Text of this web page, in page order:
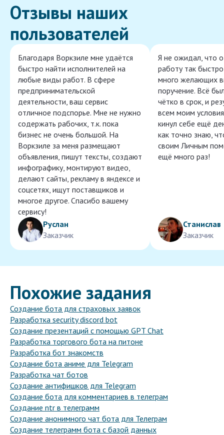
Отзывы наших
пользователей
Благодаря Воркзиле мне удаётся
быстро найти исполнителей на
любые виды работ. В сфере
предпринимательской
деятельности, ваш сервис
отличное подспорье. Мне не нужно
содержать рабочих, т.к. пока
бизнес не очень большой. На
Воркзиле за меня размещают
объявления, пишут тексты, создают
инфографику, монтируют видео,
делают сайты, рекламу в яндексе и
соцсетях, ищут поставщиков и
многое другое. Спасибо вашему
сервису!
Руслан
Заказчик
Я не ожидал, что
работу так
много желающих
поручение. Всё
чётко в срок, и
всем моим
кинул себе ещё
как точно знаю,
своим Личным
ещё много раз!
Станислав
Заказчик
Похожие задания
Создание бота для страховых заявок
Разработка security discord bot
Создание презентаций с помощью GPT Chat
Разработка торгового бота на питоне
Разработка бот знакомств
Создание бота аниме для Telegram
Разработка чат ботов
Создание антифишков для Telegram
Создание бота для комментариев в телеграм
Создание ntr в телеграмм
Создание анонимного чат бота для Телеграм
Создание телеграмм бота с базой данных